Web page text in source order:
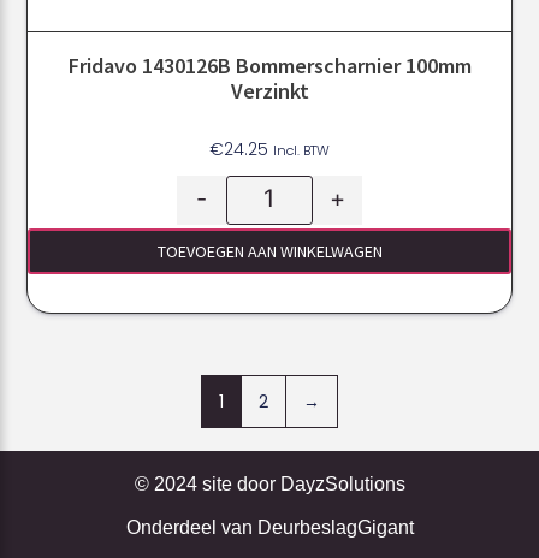
Fridavo 1430126B Bommerscharnier 100mm
Verzinkt
€24.25 Incl. BTW
- +
TOEVOEGEN AAN WINKELWAGEN
1 2 →
© 2024 site door DayzSolutions
Onderdeel van DeurbeslagGigant